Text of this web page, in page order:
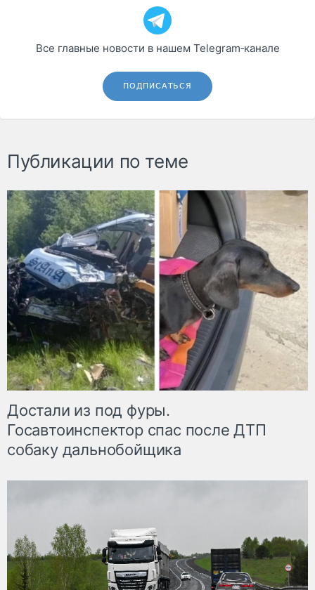
Все главные новости в нашем Telegram‑канале
ПОДПИСАТЬСЯ
Публикации по теме
Достали из под фуры.
Госавтоинспектор спас после ДТП
собаку дальнобойщика